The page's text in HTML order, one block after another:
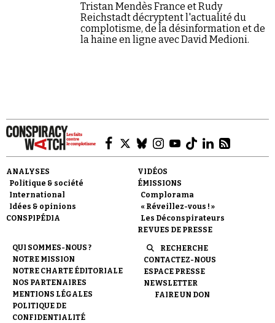
Tristan Mendès France et Rudy
Reichstadt décryptent l'actualité du
complotisme, de la désinformation et de
la haine en ligne avec David Medioni.
ANALYSES
Politique & société
International
Idées & opinions
CONSPIPÉDIA
VIDÉOS
ÉMISSIONS
Complorama
« Réveillez-vous ! »
Les Déconspirateurs
REVUES DE PRESSE
QUI SOMMES-NOUS ?
NOTRE MISSION
NOTRE CHARTE ÉDITORIALE
NOS PARTENAIRES
MENTIONS LÉGALES
POLITIQUE DE
CONFIDENTIALITÉ
RECHERCHE
CONTACTEZ-NOUS
ESPACE PRESSE
NEWSLETTER
FAIRE UN DON